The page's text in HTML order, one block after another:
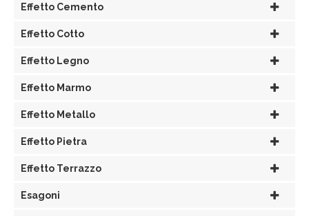
Effetto Cemento
Effetto Cotto
Effetto Legno
Effetto Marmo
Effetto Metallo
Effetto Pietra
Effetto Terrazzo
Esagoni